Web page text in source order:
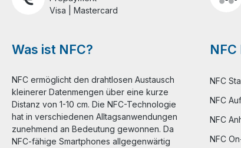
Visa | Mastercard
Was ist NFC?
NFC ermöglicht den drahtlosen Austausch
kleinerer Datenmengen über eine kurze
Distanz von 1-10 cm. Die NFC-Technologie
hat in verschiedenen Alltagsanwendungen
zunehmend an Bedeutung gewonnen. Da
NFC-fähige Smartphones allgegenwärtig
NFC
NFC
NFC
NFC